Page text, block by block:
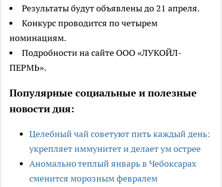
Результаты будут объявлены до 21 апреля.
Конкурс проводится по четырем
номинациям.
Подробности на сайте ООО «ЛУКОЙЛ-
ПЕРМЬ».
Популярные социальные и полезные
новости дня:
Целебный чай советуют пить каждый день:
укрепляет иммунитет и делает ум острее
Аномально теплый январь в Чебоксарах
сменится морозным февралем